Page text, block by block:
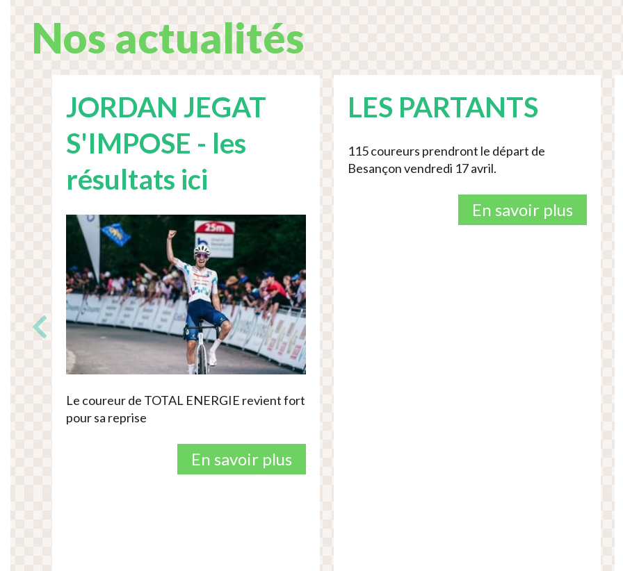
Nos actualités
JORDAN JEGAT
S'IMPOSE - les
résultats ici
Le coureur de TOTAL ENERGIE revient fort
pour sa reprise
En savoir plus
LES PARTANTS
115 coureurs prendront le départ de
Besançon vendredi 17 avril.
En savoir plus